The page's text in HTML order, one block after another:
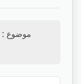
موضوع :